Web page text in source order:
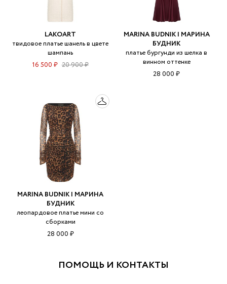
LAKOART
твидовое платье шанель в цвете
шампань
16 500 ₽ 20 900 ₽
MARINA BUDNIK | МАРИНА
БУДНИК
платье бургунди из шелка в
винном оттенке
28 000 ₽
MARINA BUDNIK | МАРИНА
БУДНИК
леопардовое платье мини со
сборками
28 000 ₽
ПОМОЩЬ И КОНТАКТЫ